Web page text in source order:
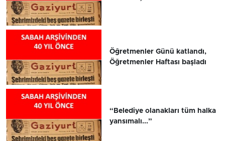
Öğretmenler Günü katlandı,
Öğretmenler Haftası başladı
“Belediye olanakları tüm halka
yansımalı...”